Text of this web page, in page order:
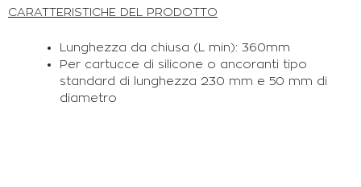
CARATTERISTICHE DEL PRODOTTO
Lunghezza da chiusa (L min): 360mm
Per cartucce di silicone o ancoranti tipo
standard di lunghezza 230 mm e 50 mm di
diametro